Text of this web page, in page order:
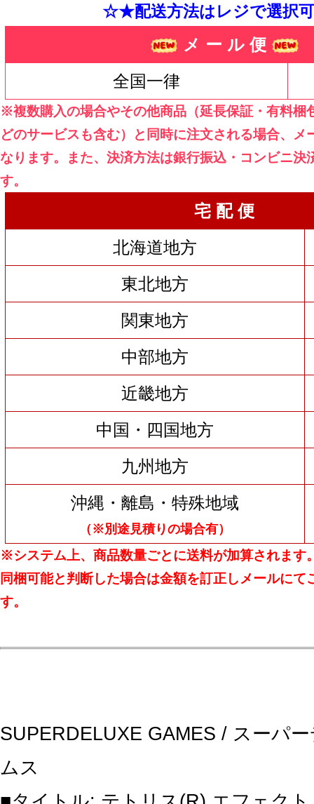
☆★配送方法はレジで選択
メ ー ル 便
全国一律
※複数購入の場合やその他商品（延長保証・有料梱
どのサービスも含む）と同時に注文される場合、メ
なります。また、決済方法は銀行振込・コンビニ決
す。
宅 配 便
北海道地方
東北地方
関東地方
中部地方
近畿地方
中国・四国地方
九州地方
沖縄・離島・特殊地域
（※別途見積りの場合有）
※システム上、商品数量ごとに送料が加算されます
同梱可能と判断した場合は金額を訂正しメールにて
す。
SUPERDELUXE GAMES / スーパ
ムス